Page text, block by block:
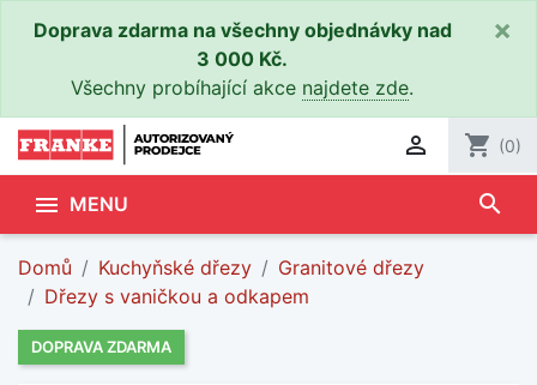
Doprava zdarma na všechny objednávky nad
3 000 Kč.
Všechny probíhající akce najdete zde.
×
 shopping_cart (0)
 MENU search
Domů Kuchyňské dřezy
Granitové dřezy
Dřezy s vaničkou a odkapem
DOPRAVA ZDARMA